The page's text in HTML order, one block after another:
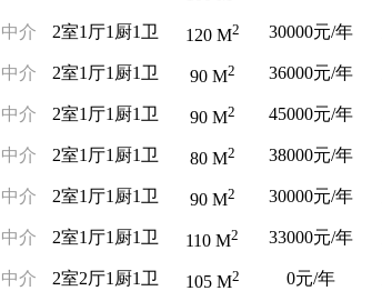
中介 2室1厅1厨1卫 120 M2 30000元/年
中介 2室1厅1厨1卫 90 M2 36000元/年
中介 2室1厅1厨1卫 90 M2 45000元/年
中介 2室1厅1厨1卫 80 M2 38000元/年
中介 2室1厅1厨1卫 90 M2 30000元/年
中介 2室1厅1厨1卫 110 M2 33000元/年
中介 2室2厅1厨1卫 105 M2 0元/年